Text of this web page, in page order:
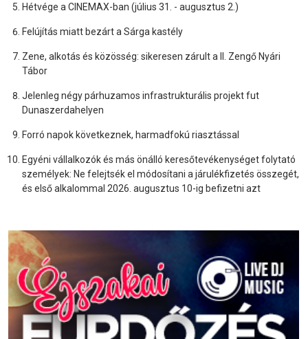
Hétvége a CINEMAX-ban (július 31. - augusztus 2.)
Felújítás miatt bezárt a Sárga kastély
Zene, alkotás és közösség: sikeresen zárult a II. Zengő Nyári
Tábor
Jelenleg négy párhuzamos infrastrukturális projekt fut
Dunaszerdahelyen
Forró napok következnek, harmadfokú riasztással
Egyéni vállalkozók és más önálló keresőtevékenységet folytató
személyek: Ne felejtsék el módosítani a járulékfizetés összegét,
és első alkalommal 2026. augusztus 10-ig befizetni azt